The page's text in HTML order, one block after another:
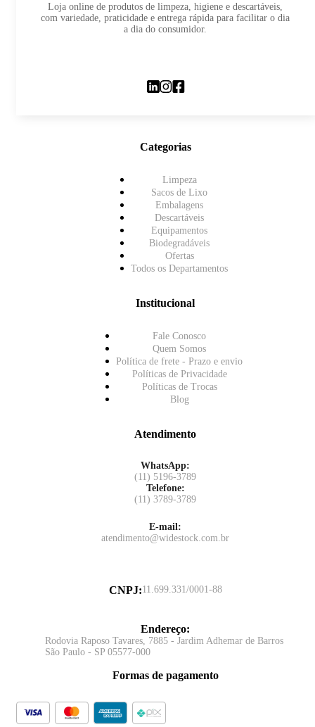
Loja online de produtos de limpeza, higiene e descartáveis,
com variedade, praticidade e entrega rápida para facilitar o dia
a dia do consumidor.
Categorias
Limpeza
Sacos de Lixo
Embalagens
Descartáveis
Equipamentos
Biodegradáveis
Ofertas
Todos os Departamentos
Institucional
Fale Conosco
Quem Somos
Política de frete - Prazo e envio
Políticas de Privacidade
Políticas de Trocas
Blog
Atendimento
WhatsApp:
(11) 5196-3789
Telefone:
(11) 3789-3789
E-mail:
atendimento@widestock.com.br
CNPJ:11.699.331/0001-88
Endereço:
Rodovia Raposo Tavares, 7885 - Jardim Adhemar de Barros
São Paulo - SP 05577-000
Formas de pagamento